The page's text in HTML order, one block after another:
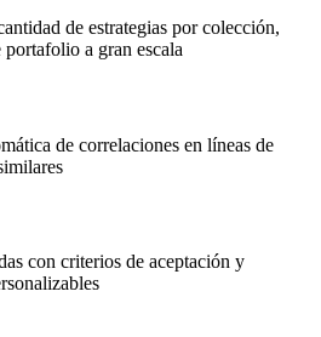
de estrategias por colección,
a gran escala
de correlaciones en líneas de
con criterios de aceptación y